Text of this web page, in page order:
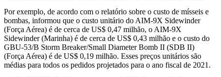
Por exemplo, de acordo com o relatório sobre o custo de mísseis e
bombas, informou que o custo unitário do AIM-9X Sidewinder
(Força Aérea) é de cerca de US$ 0,47 milhão, o AIM-9X
Sidewinder (Marinha) é de cerca de US$ 0,43 milhão e o custo do
GBU-53/B Storm Breaker/Small Diameter Bomb II (SDB II)
(Força Aérea) é de US$ 0,19 milhão. Esses preços unitários são
médias para todos os pedidos projetados para o ano fiscal de 2021.